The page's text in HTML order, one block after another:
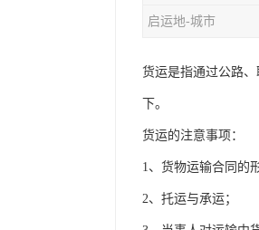
启运地-城市
货运是指通过公路
下。
货运的注意事项：
1、货物运输合同的
2、托运与承运；